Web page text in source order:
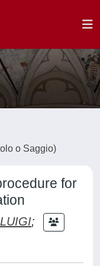
o Saggio)
for
;